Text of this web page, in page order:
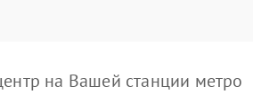
на Вашей станции метро